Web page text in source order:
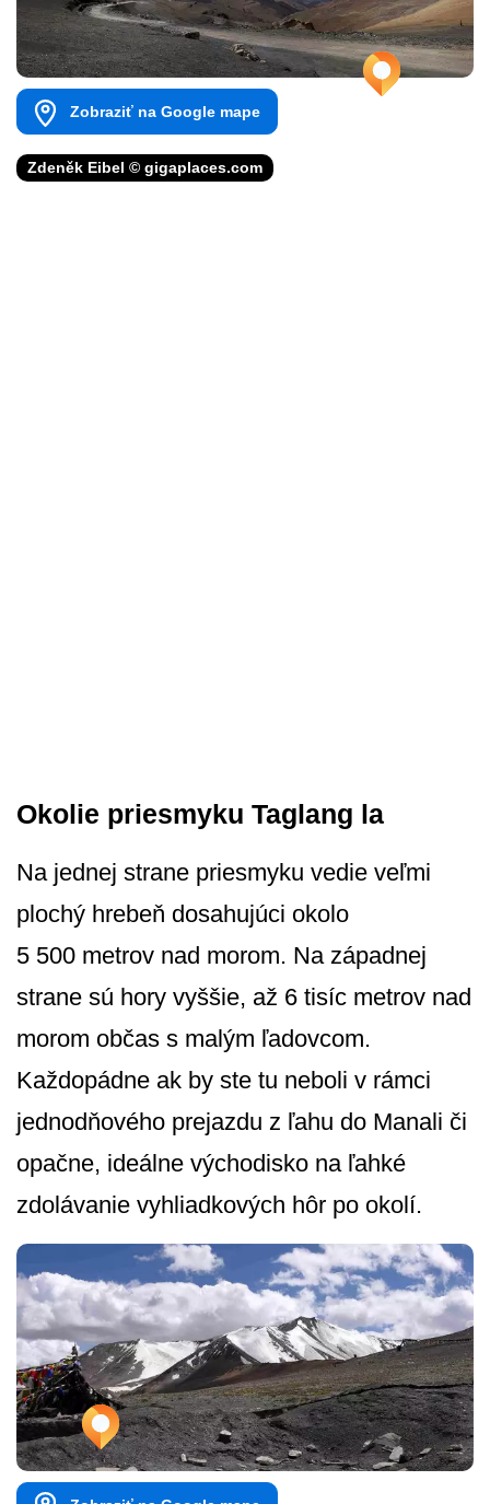
Zobraziť na Google mape
Zdeněk Eibel © gigaplaces.com
Okolie priesmyku Taglang la
Na jednej strane priesmyku vedie veľmi
plochý hrebeň dosahujúci okolo
5 500 metrov nad morom. Na západnej
strane sú hory vyššie, až 6 tisíc metrov nad
morom občas s malým ľadovcom.
Každopádne ak by ste tu neboli v rámci
jednodňového prejazdu z ľahu do Manali či
opačne, ideálne východisko na ľahké
zdolávanie vyhliadkových hôr po okolí.